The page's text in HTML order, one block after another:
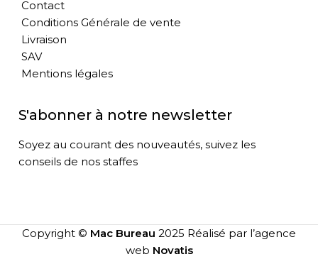
Contact
Conditions Générale de vente
Livraison
SAV
Mentions légales
S'abonner à notre newsletter
Soyez au courant des nouveautés, suivez les
conseils de nos staffes
Copyright © Mac Bureau 2025 Réalisé par l’agence
web Novatis